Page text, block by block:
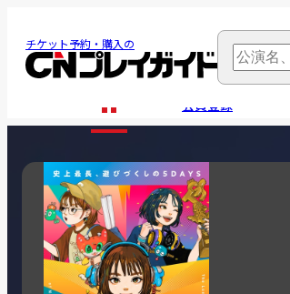
チケット予約・購入の
会員登録